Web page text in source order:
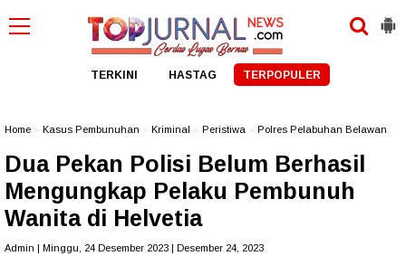
TERKINI HASTAG TERPOPULER
Home Kasus Pembunuhan Kriminal Peristiwa Polres Pelabuhan Belawan
Dua Pekan Polisi Belum Berhasil
Mengungkap Pelaku Pembunuh
Wanita di Helvetia
Admin | Minggu, 24 Desember 2023 | Desember 24, 2023